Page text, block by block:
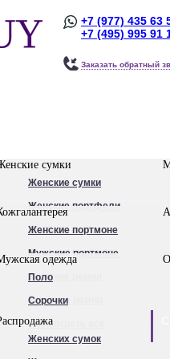
+7 (977) 435 63
+7 (495) 995 91
Заказать обратный
сумки
Женские сумки
Женские портфели
Клатчи
Женские рюкзаки
Посмотреть все
Женские портмоне
Мужские портмоне
Женские ремни
Мужские ремни
Обложки для
автодокументов
одежда
Поло
Сорочки
Посмотреть все
Женских сумок